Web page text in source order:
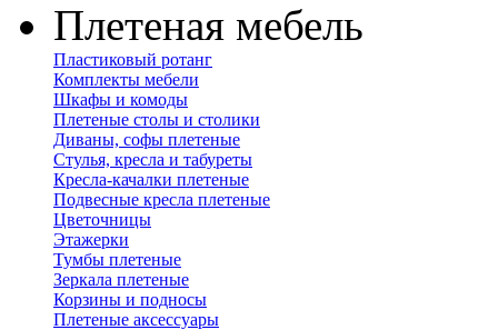
Плетеная мебель
Пластиковый ротанг
Комплекты мебели
Шкафы и комоды
Плетеные столы и столики
Диваны, софы плетеные
Стулья, кресла и табуреты
Кресла-качалки плетеные
Подвесные кресла плетеные
Цветочницы
Этажерки
Тумбы плетеные
Зеркала плетеные
Корзины и подносы
Плетеные аксессуары